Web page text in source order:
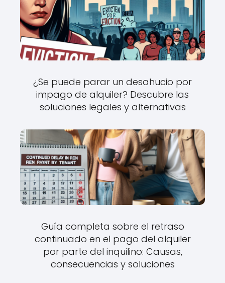
¿Se puede parar un desahucio por
impago de alquiler? Descubre las
soluciones legales y alternativas
Guía completa sobre el retraso
continuado en el pago del alquiler
por parte del inquilino: Causas,
consecuencias y soluciones